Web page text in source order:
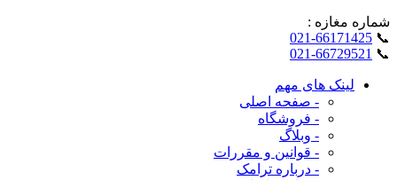
شماره‌ مغازه :
📞
021-66171425
📞
021-66729521
لینک های مهم
- صفحه اصلی
- فروشگاه
- وبلاگ
- قوانین و مقررات
- درباره ترامک